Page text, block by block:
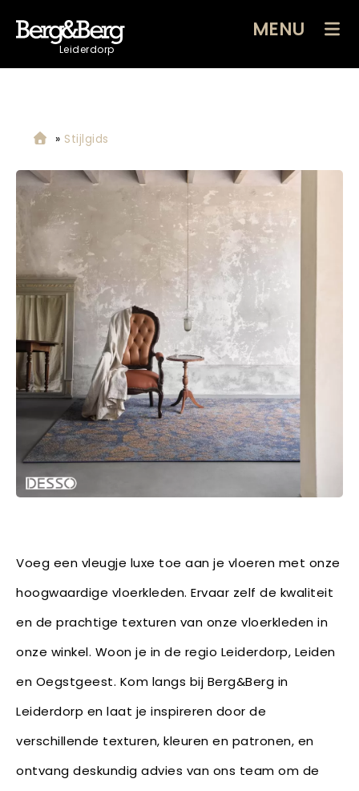
Leiderdorp
MENU
» Stijlgids
Voeg een vleugje luxe toe aan je vloeren met onze
hoogwaardige vloerkleden. Ervaar zelf de kwaliteit
en de prachtige texturen van onze vloerkleden in
onze winkel. Woon je in de regio Leiderdorp, Leiden
en Oegstgeest. Kom langs bij Berg&Berg in
Leiderdorp en laat je inspireren door de
verschillende texturen, kleuren en patronen, en
ontvang deskundig advies van ons team om de